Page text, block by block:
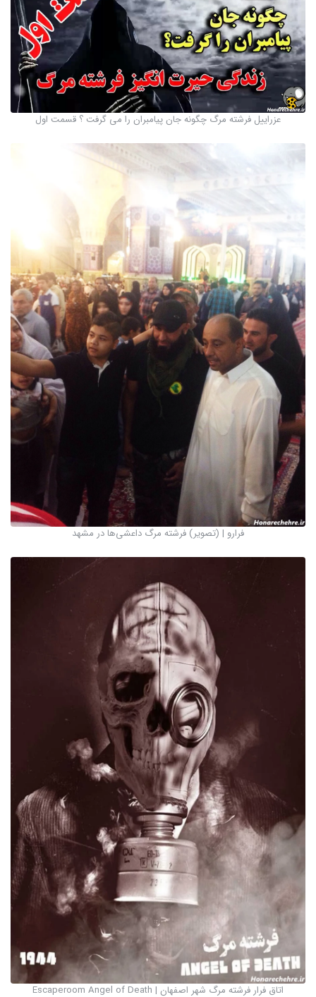
عزراییل فرشته مرگ چگونه جان پیامبران را می گرفت ؟ قسمت اول
فرارو | (تصویر) فرشته مرگ داعشی‌ها در مشهد
اتاق فرار فرشته مرگ شهر اصفهان | Escaperoom Angel of Death